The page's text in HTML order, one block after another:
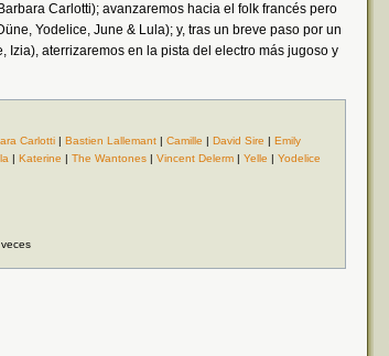
Carlotti); avanzaremos hacia el folk francés pero
Yodelice, June & Lula); y, tras un breve paso por un
Izia), aterrizaremos en la pista del electro más jugoso y
Carlotti | Bastien Lallemant | Camille | David Sire | Emily
| Katerine | The Wantones | Vincent Delerm | Yelle | Yodelice